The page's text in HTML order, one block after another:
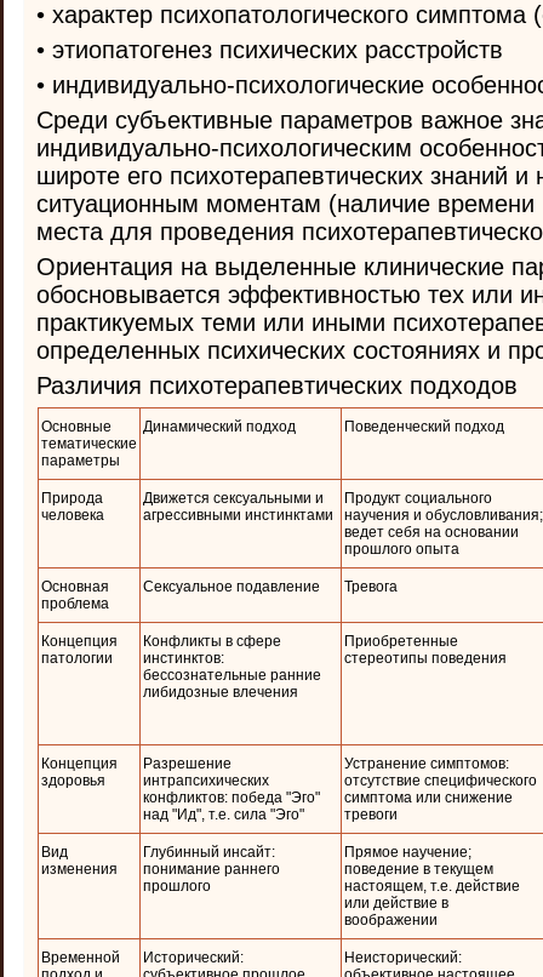
• характер психопатологического симптома
• этиопатогенез психических расстройств
• индивидуально-психологические
Среди субъективные параметров важное
индивидуально-психологическим
широте его психотерапевтических знаний и
ситуационным моментам (наличие времени
места для проведения
Ориентация на выделенные клинические
обосновывается эффективностью тех или
практикуемых теми или иными
определенных психических состояниях и
Различия психотерапевтических подходов
Основные
тематические
параметры
Динамический подход Поведенческий подход
Природа
человека
Движется сексуальными и
агрессивными инстинктами
Продукт социального
научения и обусловливания;
ведет себя на основании
прошлого опыта
Основная
проблема
Сексуальное подавление Тревога
Концепция
патологии
Конфликты в сфере
инстинктов:
бессознательные ранние
либидозные влечения
Приобретенные
стереотипы поведения
Концепция
здоровья
Разрешение
интрапсихических
конфликтов: победа "Эго"
над "Ид", т.е. сила "Эго"
Устранение симптомов:
отсутствие специфического
симптома или снижение
тревоги
Вид
изменения
Глубинный инсайт:
понимание раннего
прошлого
Прямое научение;
поведение в текущем
настоящем, т.е. действие
или действие в
воображении
Временной
Исторический:
Неисторический: